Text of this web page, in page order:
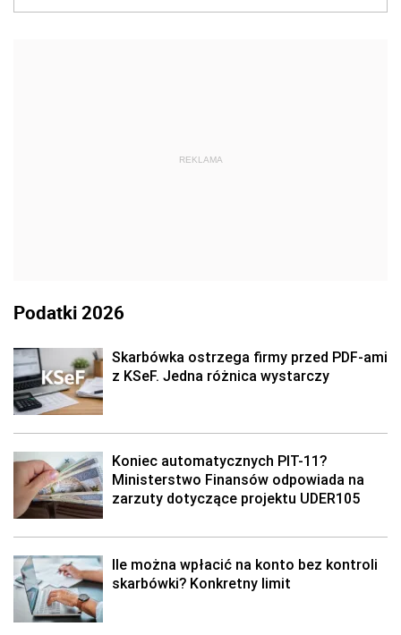
REKLAMA
Podatki 2026
Skarbówka ostrzega firmy przed PDF-ami
z KSeF. Jedna różnica wystarczy
Koniec automatycznych PIT-11?
Ministerstwo Finansów odpowiada na
zarzuty dotyczące projektu UDER105
Ile można wpłacić na konto bez kontroli
skarbówki? Konkretny limit